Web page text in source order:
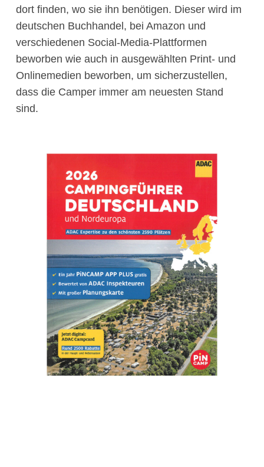
dort finden, wo sie ihn benötigen. Dieser wird im
deutschen Buchhandel, bei Amazon und
verschiedenen Social-Media-Plattformen
beworben wie auch in ausgewählten Print- und
Onlinemedien beworben, um sicherzustellen,
dass die Camper immer am neuesten Stand
sind.